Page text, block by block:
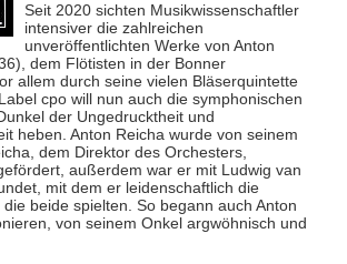
Seit 2020 sichten Musikwissenschaftler
intensiver die zahlreichen
unveröffentlichten Werke von Anton
dem Flötisten in der Bonner
allem durch seine vielen Bläserquintette
cpo will nun auch die symphonischen
der Ungedrucktheit und
heben. Anton Reicha wurde von seinem
dem Direktor des Orchesters,
außerdem war er mit Ludwig van
mit dem er leidenschaftlich die
beide spielten. So begann auch Anton
von seinem Onkel argwöhnisch und